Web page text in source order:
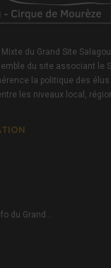
du Grand Site
du site associant le
la politique des
les niveaux local,
du Grand…